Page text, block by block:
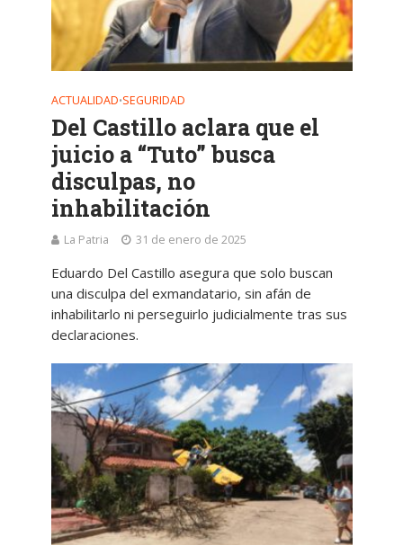
ACTUALIDAD•SEGURIDAD
Del Castillo aclara que el
juicio a “Tuto” busca
disculpas, no
inhabilitación
La Patria 31 de enero de 2025
Eduardo Del Castillo asegura que solo buscan
una disculpa del exmandatario, sin afán de
inhabilitarlo ni perseguirlo judicialmente tras sus
declaraciones.